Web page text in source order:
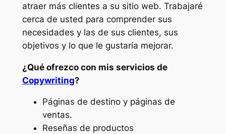
atraer más clientes a su sitio web. Trabajaré
cerca de usted para comprender sus
necesidades y las de sus clientes, sus
objetivos y lo que le gustaría mejorar.
¿Qué ofrezco con mis servicios de
Copywriting?
Páginas de destino y páginas de
ventas.
Reseñas de productos